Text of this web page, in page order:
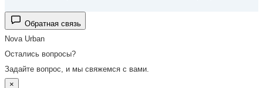
Обратная связь
Nova Urban
Остались вопросы?
Задайте вопрос, и мы свяжемся с вами.
×